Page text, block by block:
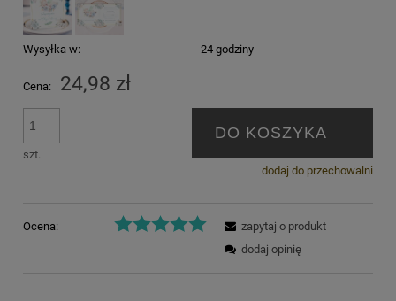
Wysyłka w: 24 godziny
Cena: 24,98 zł
szt.
DO KOSZYKA
dodaj do przechowalni
Ocena:
zapytaj o produkt
dodaj opinię